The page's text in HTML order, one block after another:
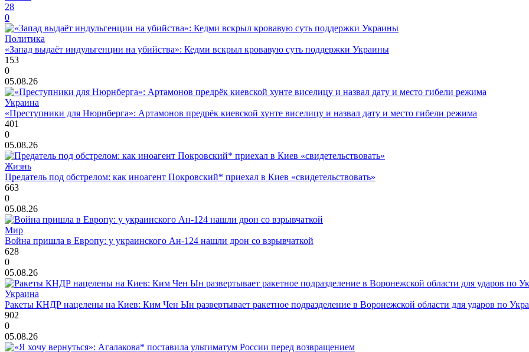
28
0
Политика
«Запад выдаёт индульгенции на убийства»: Кедми вскрыл кровавую суть поддержки Украины
153
0
05.08.26
Украина
«Преступники для Нюрнберга»: Артамонов предрёк киевской хунте виселицу и назвал дату и место гибели режима
401
0
05.08.26
Жизнь
Предатель под обстрелом: как иноагент Покровский* приехал в Киев «свидетельствовать»
663
0
05.08.26
Мир
Война пришла в Европу: у украинского Ан-124 нашли дрон со взрывчаткой
628
0
05.08.26
Украина
Ракеты КНДР нацелены на Киев: Ким Чен Ын развертывает ракетное подразделение в Воронежской области для ударов по
902
0
05.08.26